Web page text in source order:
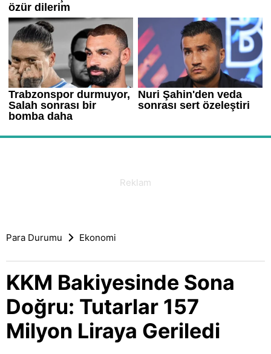
Para Durumu Ekonomi
KKM Bakiyesinde Sona
Doğru: Tutarlar 157
Milyon Liraya Geriledi